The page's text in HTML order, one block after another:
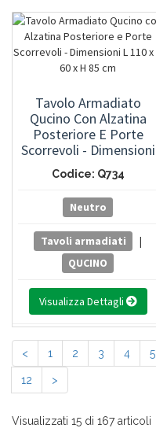
Tavolo Armadiato
Qucino Con Alzatina
Posteriore E Porte
Scorrevoli - Dimensioni
L 110 X P 60 X H 85 Cm
Codice: Q734
Neutro
Tavoli armadiati
|
QUCINO
Visualizza Dettagli
< 1 2 3 4 5
12 >
Visualizzati 15 di 167 articoli